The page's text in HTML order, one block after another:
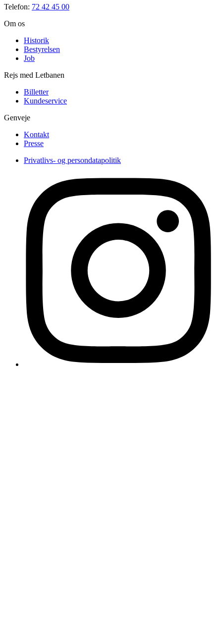
Telefon: 72 42 45 00
Om os
Historik
Bestyrelsen
Job
Rejs med Letbanen
Billetter
Kundeservice
Genveje
Kontakt
Presse
Privatlivs- og persondatapolitik